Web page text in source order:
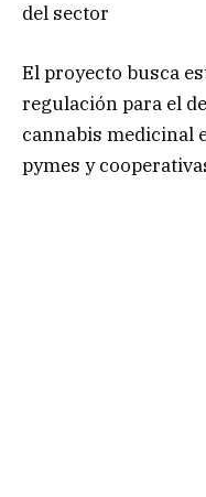
del sector
El proyecto busca
regulación para el
cannabis medicinal
pymes y